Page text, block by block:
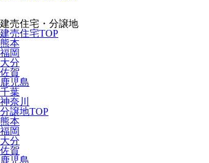
建売住宅・分譲地
建売住宅TOP
熊本
福岡
大分
佐賀
鹿児島
千葉
神奈川
分譲地TOP
熊本
福岡
大分
佐賀
鹿児島